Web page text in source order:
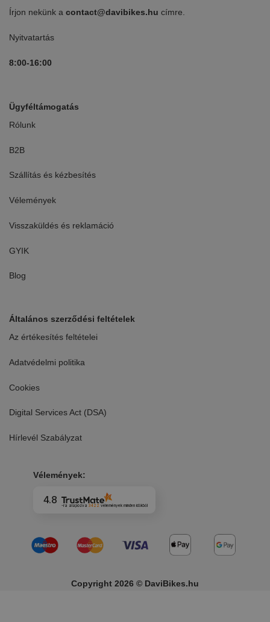
Írjon nekünk a contact@davibikes.hu címre.
Nyitvatartás
8:00-16:00
Ügyféltámogatás
Rólunk
B2B
Szállítás és kézbesítés
Vélemények
Visszaküldés és reklamáció
GYIK
Blog
Általános szerződési feltételek
Az értékesítés feltételei
Adatvédelmi politika
Cookies
Digital Services Act (DSA)
Hírlevél Szabályzat
Vélemények:
4.8 -ra alapozva 3422 véleményekminden időkből
Copyright 2026 © DaviBikes.hu